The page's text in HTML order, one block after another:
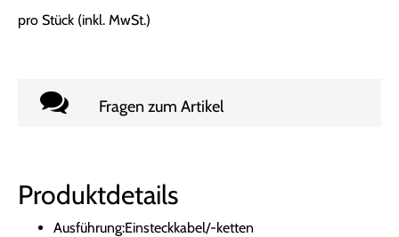
pro Stück (inkl. MwSt.)
Fragen zum Artikel
Produktdetails
Ausführung:Einsteckkabel/-ketten